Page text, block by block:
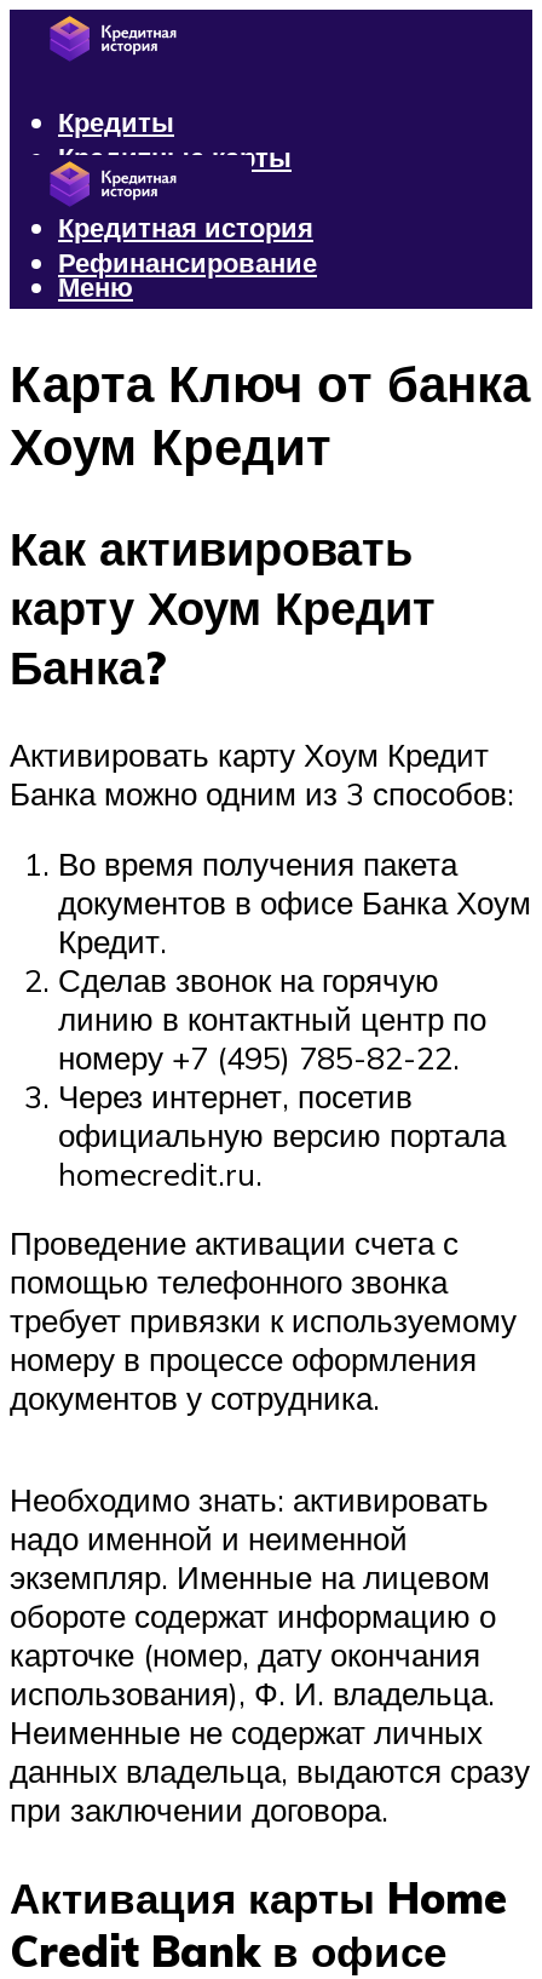
Кредиты
Кредитные карты
Микрозаймы
Кредитная история
Рефинансирование
Меню
Карта Ключ от банка
Хоум Кредит
Как активировать
карту Хоум Кредит
Банка?
Активировать карту Хоум Кредит
Банка можно одним из 3 способов:
Во время получения пакета
документов в офисе Банка Хоум
Кредит.
Сделав звонок на горячую
линию в контактный центр по
номеру +7 (495) 785-82-22.
Через интернет, посетив
официальную версию портала
homecredit.ru.
Проведение активации счета с
помощью телефонного звонка
требует привязки к используемому
номеру в процессе оформления
документов у сотрудника.
Необходимо знать: активировать
надо именной и неименной
экземпляр. Именные на лицевом
обороте содержат информацию о
карточке (номер, дату окончания
использования), Ф. И. владельца.
Неименные не содержат личных
данных владельца, выдаются сразу
при заключении договора.
Активация карты Home
Credit Bank в офисе